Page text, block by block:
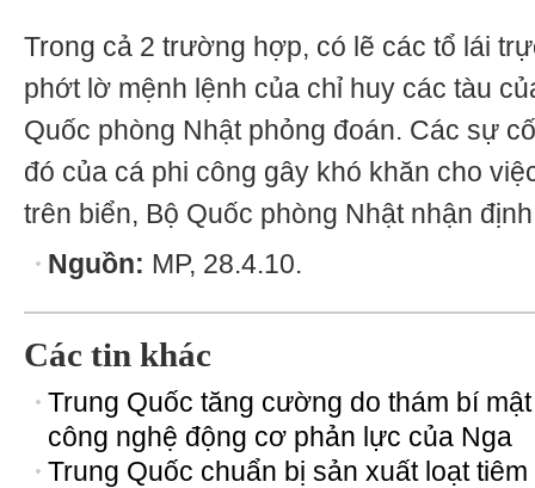
Trong cả 2 trường hợp, có lẽ các tổ lái
phớt lờ mệnh lệnh của chỉ huy các tàu
Quốc phòng Nhật phỏng đoán. Các sự
đó của cá phi công gây khó khăn cho
trên biển, Bộ Quốc phòng Nhật nhận
Nguồn: MP, 28.4.10.
Các tin khác
Trung Quốc tăng cường do thám bí mật
công nghệ động cơ phản lực của Nga
Trung Quốc chuẩn bị sản xuất loạt